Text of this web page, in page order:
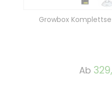
Growbox
Ab